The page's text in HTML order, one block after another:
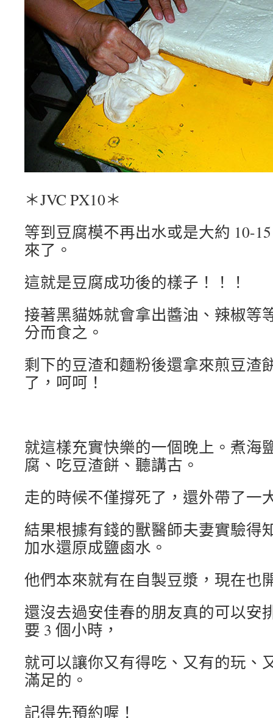
＊JVC PX10＊
等到豆腐模不再出水或是大約 10-
來了。
這就是豆腐成功後的樣子！！！
接著黑貓姊就會拿出醬油、辣椒等
分而食之。
剩下的豆渣和麵粉後還拿來煎豆渣
了，呵呵！
就這樣充實快樂的一個晚上。煮海
腐、吃豆渣餅、聽講古。
走的時候不僅撐死了，還外帶了一
結果根據有錢的獸醫師夫妻實驗得
加水還原成鹽鹵水。
他們本來就有在自製豆漿，現在也
還沒去過安佳春的朋友真的可以安
要 3 個小時，
就可以讓你又有得吃、又有的玩、
滿足的。
記得先預約喔！